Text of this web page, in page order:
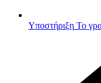
Υποστήριξη Το